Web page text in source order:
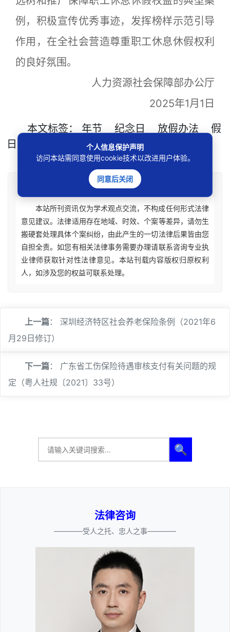
例，积极宣传优秀事迹，发挥榜样示范引导
作用，在全社会营造尊重职工休息休假权利
的良好氛围。
人力资源社会保障部办公厅
2025年1月1日
本文标签： 年节 纪念日 放假办法
假
日
免责声明
本站所刊资讯仅为学术观点交流，不构成任何形式法律
意见建议。法律适用存在地域、时效、个案等差异，请勿生
搬硬套处理具体个案纠纷，由此产生的一切法律后果皆由您
自担全责。如您有相关法律事务需要办理请联系咨询专业执
业律师获取针对性法律意见。本站刊载内容版权归原权利
人，如涉及您的权益可联系处理。
上一篇： 深圳经济特区社会养老保险条例（2021年6
月29日修订）
下一篇： 广东省工伤保险待遇审核支付有关问题的规
定（粤人社规〔2021〕33号）
🔍
法律咨询
————受人之托、忠人之事————
个人信息保护声明
访问本站需同意使用cookie技术以改进用户体验。
同意后关闭